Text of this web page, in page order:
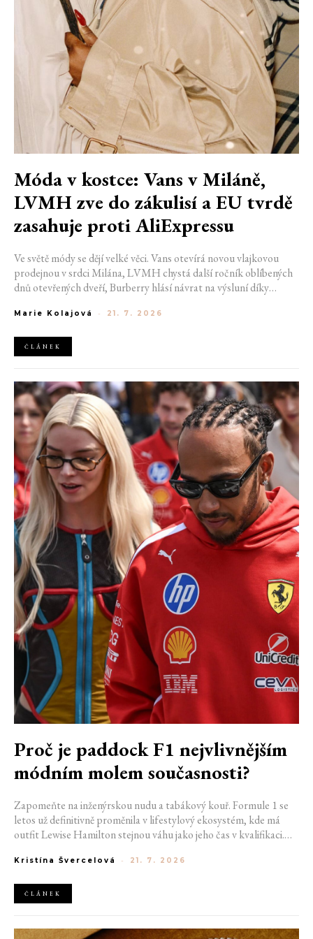
Móda v kostce: Vans v Miláně,
LVMH zve do zákulisí a EU tvrdě
zasahuje proti AliExpressu
Ve světě módy se dějí velké věci. Vans otevírá novou vlajkovou
prodejnou v srdci Milána, LVMH chystá další ročník oblíbených
dnů otevřených dveří, Burberry hlásí návrat na výsluní díky
AliExpress.
Marie Kolajová - 21. 7. 2026
ČLÁNEK
Proč je paddock F1 nejvlivnějším
módním molem současnosti?
Zapomeňte na inženýrskou nudu a tabákový kouř. Formule 1 se
letos už definitivně proměnila v lifestylový ekosystém, kde má
outfit Lewise Hamilton stejnou váhu jako jeho čas v kvalifikaci.
nové generace influencerů a fenoménu manželek a partnerek
ale příslušnost k nejrychlejší fashion komunitě světa. Jak se z
"Racing Core" stala uniforma ulice a proč nás drama v paddocku
Kristína Švercelová - 21. 7. 2026
ČLÁNEK